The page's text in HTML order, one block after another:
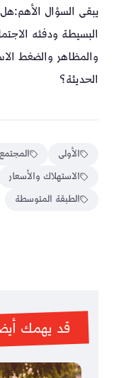
يبقى السؤال الأهم:
البسيطة ودفئه
والمظاهر والضغط
الحديثة؟
الأولى
الاستهلاك والأسعار
الطبقة المتوسطة
قد يهمك